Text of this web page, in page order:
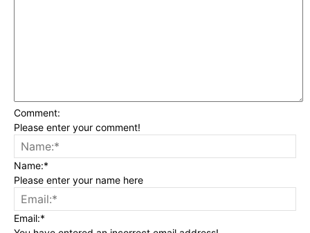
Comment:
Please enter your comment!
Name:*
Please enter your name here
Email:*